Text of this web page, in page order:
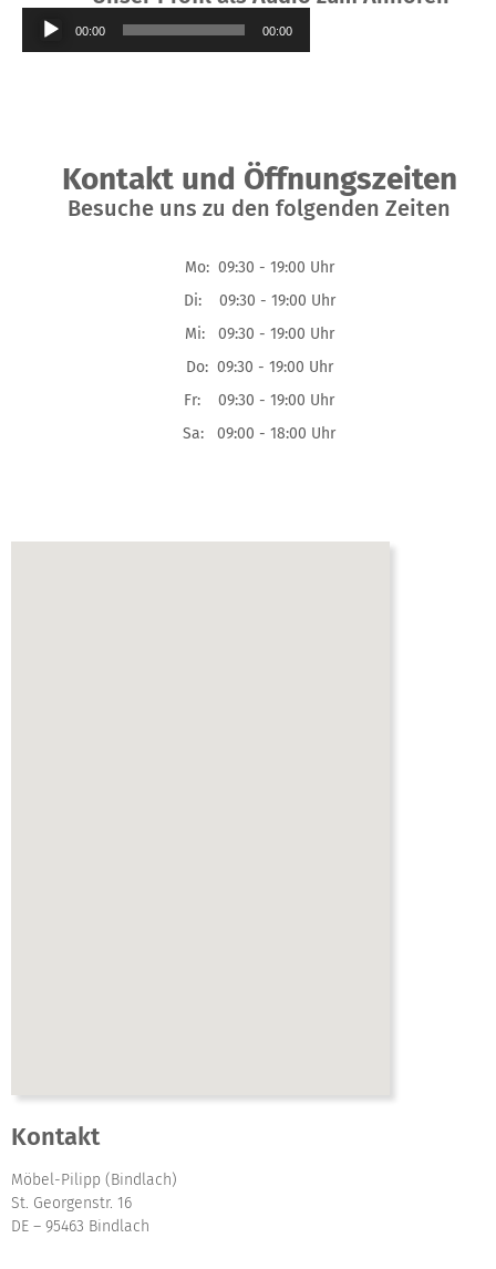
Audio-
Player
00:00 00:00
Kontakt und Öffnungszeiten
Besuche uns zu den folgenden Zeiten
Mo: 09:30 - 19:00 Uhr
Di: 09:30 - 19:00 Uhr
Mi: 09:30 - 19:00 Uhr
Do: 09:30 - 19:00 Uhr
Fr: 09:30 - 19:00 Uhr
Sa: 09:00 - 18:00 Uhr
Kontakt
Möbel-Pilipp (Bindlach)
St. Georgenstr. 16
DE – 95463 Bindlach